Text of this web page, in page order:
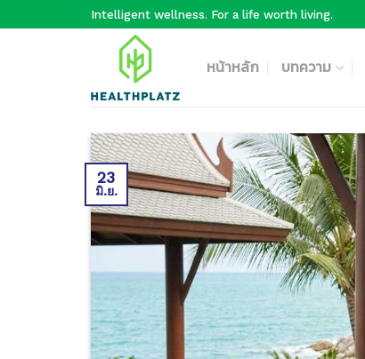
Intelligent wellness. For a life worth living.
หน้าหลัก บทความ
23
มิ.ย.